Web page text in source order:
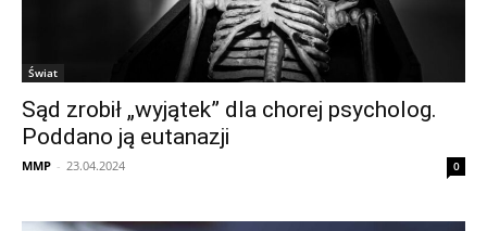
Świat
Sąd zrobił „wyjątek” dla chorej psycholog.
Poddano ją eutanazji
MMP - 23.04.2024 0